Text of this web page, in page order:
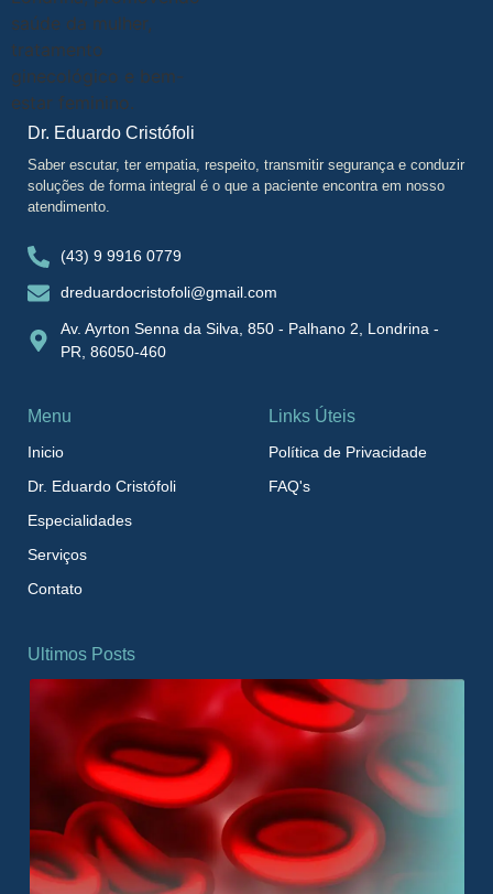
Dr. Eduardo Cristófoli
Saber escutar, ter empatia, respeito, transmitir segurança e conduzir
soluções de forma integral é o que a paciente encontra em nosso
atendimento.
(43) 9 9916 0779
dreduardocristofoli@gmail.com
Av. Ayrton Senna da Silva, 850 - Palhano 2, Londrina -
PR, 86050-460
Menu
Inicio
Dr. Eduardo Cristófoli
Especialidades
Serviços
Contato
Links Úteis
Política de Privacidade
FAQ's
Ultimos Posts